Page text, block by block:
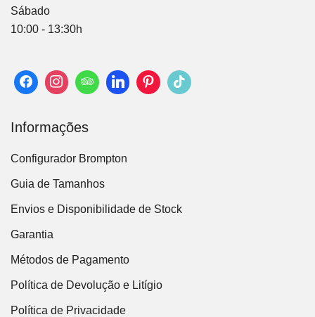
Sábado
10:00 - 13:30h
Informações
Configurador Brompton
Guia de Tamanhos
Envios e Disponibilidade de Stock
Garantia
Métodos de Pagamento
Política de Devolução e Litígio
Política de Privacidade